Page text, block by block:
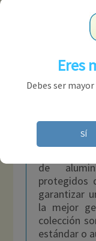
Eres
Debes ser
SÍ
humedad,
COMENTARIOS
Nuestras
se
de
protegidos
garantizar
la mejor
colección
estándar o